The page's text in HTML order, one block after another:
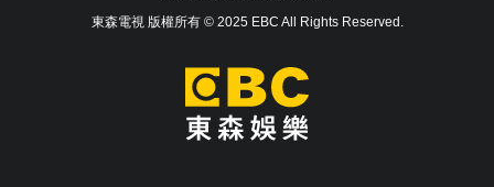
東森電視 版權所有 © 2025 EBC All Rights Reserved.